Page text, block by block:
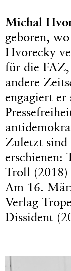
Michal
geboren,
Hvorecky
für die
andere
engagiert er
Zuletzt sind
erschienen:
Troll (2018)
Am 16.
Verlag
Dissident